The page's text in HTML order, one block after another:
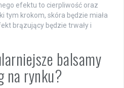
efektu to cierpliwość oraz
tym krokom, skóra będzie miała
brązujący będzie trwały i
balsamy
na rynku?